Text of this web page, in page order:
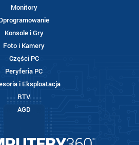
Monitory
Konsole i Gry
Foto i Kamery
Części PC
Peryferia PC
i Eksploatacja
RTV
AGD